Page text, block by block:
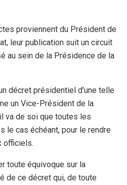
proviennent du Président de
leur publication suit un circuit
au sein de la Présidence de la
décret présidentiel d’une telle
un Vice-Président de la
va de soi que toutes les
le cas échéant, pour le rendre
officiels.
toute équivoque sur la
de ce décret qui, de toute